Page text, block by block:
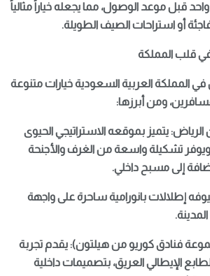
قبل موعد الوصول، مما يجعله خياراً مثالياً
أو استراحات الصيف الطويلة.
في قلب المملكة
المملكة العربية السعودية خيارات متنوعة
ومن أبرزها:
يتميز بموقعه الاستراتيجي الحيوى
ويوفر تشكيلة واسعة من الغرف والأجنحة
إلى مسبح داخلي.
إطلالات بانورامية ساحرة على واجهة
فنادق كوريو من هيلتون): يقدم تجربة
الإيطالي العريق، بتصميمات داخلية